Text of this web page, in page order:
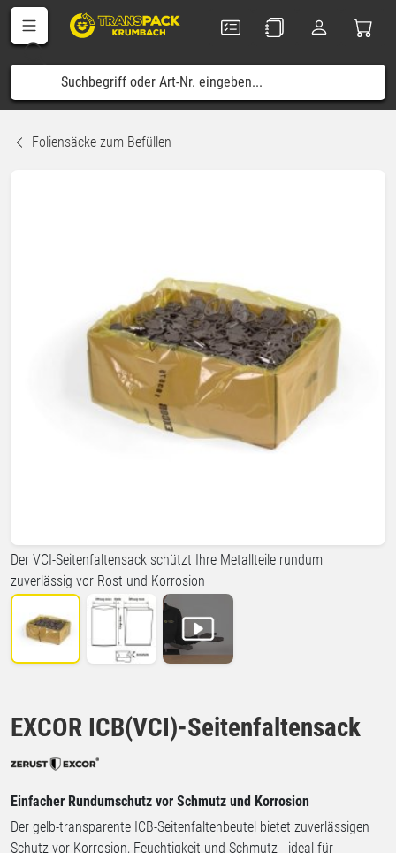
Foliensäcke zum Befüllen
EXCOR ICB(VCI)-Seitenfaltensack
Der VCI-Seitenfaltensack schützt Ihre Metallteile rundum
zuverlässig vor Rost und Korrosion
Einfacher Rundumschutz vor Schmutz und Korrosion
Der gelb-transparente ICB-Seitenfaltenbeutel bietet zuverlässigen
Schutz vor Korrosion, Feuchtigkeit und Schmutz - ideal für